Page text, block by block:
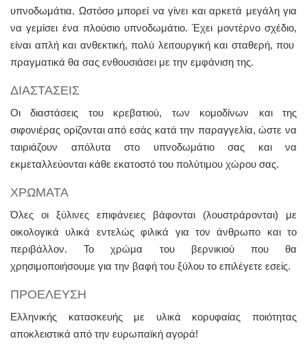
υπνοδωμάτια. Ωστόσο μπορεί να γίνει και αρκετά μεγάλη για
να γεμίσει ένα πλούσιο υπνοδωμάτιο. Έχει μοντέρνο σχέδιο,
είναι απλή και ανθεκτική, πολύ λειτουργική και σταθερή, που
πραγματικά θα σας ενθουσιάσει με την εμφάνιση της.
ΔΙΑΣΤΑΣΕΙΣ
Οι διαστάσεις του κρεβατιού, των κομοδίνων και της
σιφονιέρας ορίζονται από εσάς κατά την παραγγελία, ώστε να
ταιριάζουν απόλυτα στο υπνοδωμάτιο σας και να
εκμεταλλεύονται κάθε εκατοστό του πολύτιμου χώρου σας.
ΧΡΩΜΑΤΑ
Όλες οι ξύλινες επιφάνειες βάφονται (λουστράρονται) με
οικολογικά υλικά εντελώς φιλικά για τον άνθρωπο και το
περιβάλλον. Το χρώμα του βερνικιού που θα
χρησιμοποιήσουμε για την βαφή του ξύλου το επιλέγετε εσείς.
ΠΡΟΕΛΕΥΣΗ
Ελληνικής κατασκευής με υλικά κορυφαίας ποιότητας
αποκλειστικά από την ευρωπαϊκή αγορά!